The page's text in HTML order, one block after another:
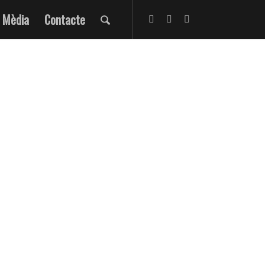
Mèdia Contacte